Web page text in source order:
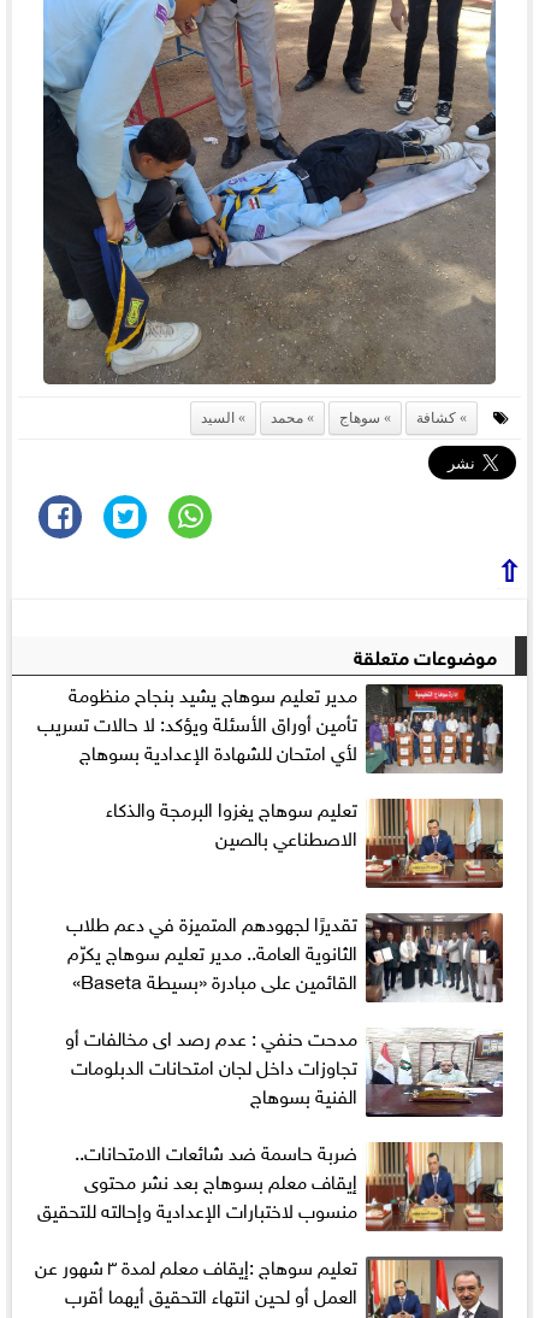
كشافة سوهاج محمد السيد
⇧
موضوعات متعلقة
مدير تعليم سوهاج يشيد بنجاح منظومة
تأمين أوراق الأسئلة ويؤكد: لا حالات تسريب
لأي امتحان للشهادة الإعدادية بسوهاج
تعليم سوهاج يغزوا البرمجة والذكاء
الاصطناعي بالصين
تقديرًا لجهودهم المتميزة في دعم طلاب
الثانوية العامة.. مدير تعليم سوهاج يكرّم
القائمين على مبادرة «بسيطة Baseta»
مدحت حنفي : عدم رصد اى مخالفات أو
تجاوزات داخل لجان امتحانات الدبلومات
الفنية بسوهاج
ضربة حاسمة ضد شائعات الامتحانات..
إيقاف معلم بسوهاج بعد نشر محتوى
منسوب لاختبارات الإعدادية وإحالته للتحقيق
تعليم سوهاج :إيقاف معلم لمدة ٣ شهور عن
العمل أو لحين انتهاء التحقيق أيهما أقرب